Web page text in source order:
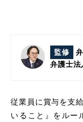
監修
弁護士
従業員に賞与を支
いること』をルー